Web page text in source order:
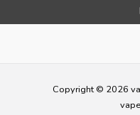
Copyright © 2026